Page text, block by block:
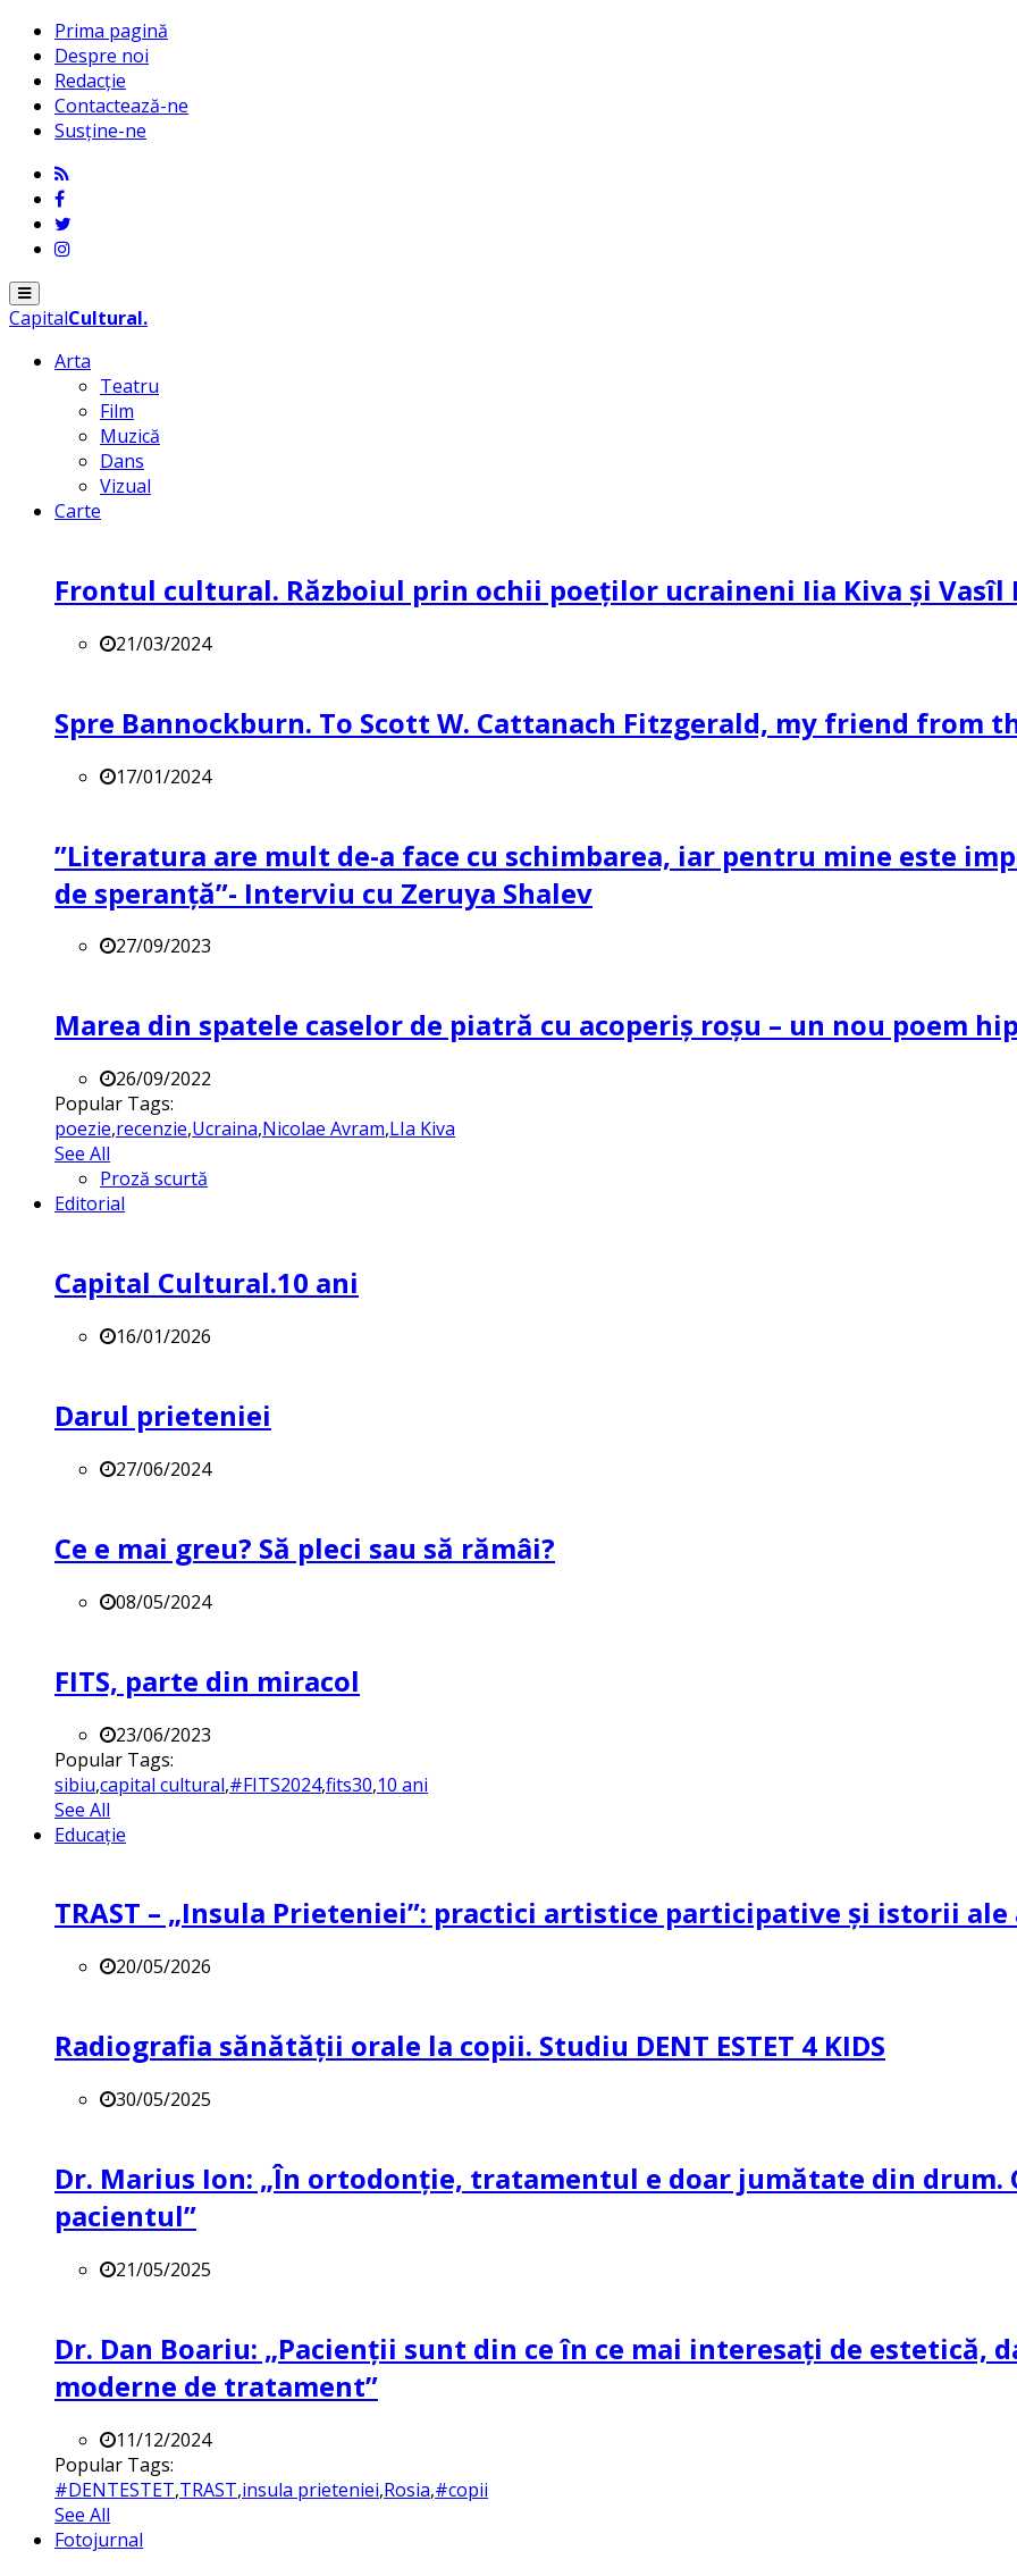
Prima pagină
Despre noi
Redacție
Contactează-ne
Susține-ne
Menu
CapitalCultural.
Arta
Teatru
Film
Muzică
Dans
Vizual
Carte
Frontul cultural. Războiul prin ochii poeților ucraineni Iia Kiva și Vasîl
21/03/2024
Spre Bannockburn. To Scott W. Cattanach Fitzgerald, my friend from
17/01/2024
”Literatura are mult de-a face cu schimbarea, iar pentru mine este
de speranță”- Interviu cu Zeruya Shalev
27/09/2023
Marea din spatele caselor de piatră cu acoperiș roșu – un nou poem
26/09/2022
Popular Tags:
poezie,recenzie,Ucraina,Nicolae Avram,LIa Kiva
See All
Proză scurtă
Editorial
Capital Cultural.10 ani
16/01/2026
Darul prieteniei
27/06/2024
Ce e mai greu? Să pleci sau să rămâi?
08/05/2024
FITS, parte din miracol
23/06/2023
Popular Tags:
sibiu,capital cultural,#FITS2024,fits30,10 ani
See All
Educație
TRAST – „Insula Prieteniei”: practici artistice participative și istorii
20/05/2026
Radiografia sănătății orale la copii. Studiu DENT ESTET 4 KIDS
30/05/2025
Dr. Marius Ion: „În ortodonție, tratamentul e doar jumătate din drum.
pacientul”
21/05/2025
Dr. Dan Boariu: „Pacienții sunt din ce în ce mai interesați de estetică,
moderne de tratament”
11/12/2024
Popular Tags:
#DENTESTET,TRAST,insula prieteniei,Rosia,#copii
See All
Fotojurnal